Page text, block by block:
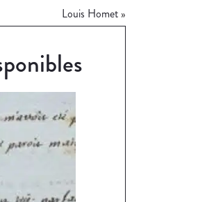
Louis Homet »